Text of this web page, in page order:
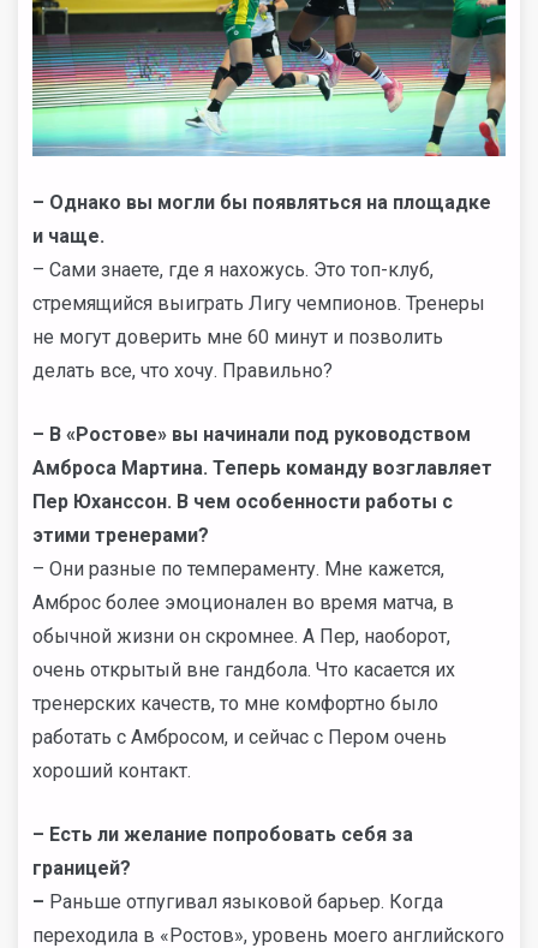
– Однако вы могли бы появляться на площадке
и чаще.
– Сами знаете, где я нахожусь. Это топ-клуб,
стремящийся выиграть Лигу чемпионов. Тренеры
не могут доверить мне 60 минут и позволить
делать все, что хочу. Правильно?
– В «Ростове» вы начинали под руководством
Амброса Мартина. Теперь команду возглавляет
Пер Юханссон. В чем особенности работы с
этими тренерами?
– Они разные по темпераменту. Мне кажется,
Амброс более эмоционален во время матча, в
обычной жизни он скромнее. А Пер, наоборот,
очень открытый вне гандбола. Что касается их
тренерских качеств, то мне комфортно было
работать с Амбросом, и сейчас с Пером очень
хороший контакт.
– Есть ли желание попробовать себя за
границей?
– Раньше отпугивал языковой барьер. Когда
переходила в «Ростов», уровень моего английского